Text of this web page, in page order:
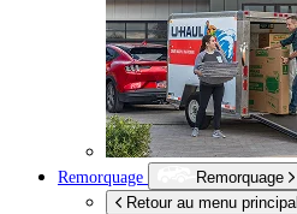
Remorquage
Remorquage
Retour au menu principal